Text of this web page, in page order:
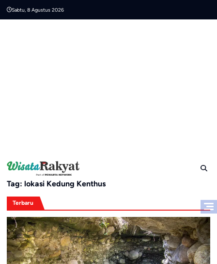
Sabtu, 8 Agustus 2026
Tag: lokasi Kedung Kenthus
Terbaru